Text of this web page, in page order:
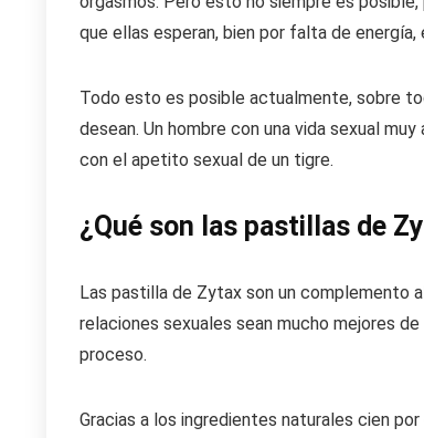
que ellas esperan, bien por falta de
Todo esto es posible actualmente, sobre
desean. Un hombre con una vida sexual
con el apetito sexual de un tigre.
¿Qué son las pastillas de
Las pastilla de Zytax son un complemento
relaciones sexuales sean mucho mejores
proceso.
Gracias a los ingredientes naturales cien